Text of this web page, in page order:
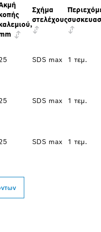
Σχήμα
στελέχους
SDS max 1 τεμ.
SDS max 1 τεμ.
SDS max 1 τεμ.